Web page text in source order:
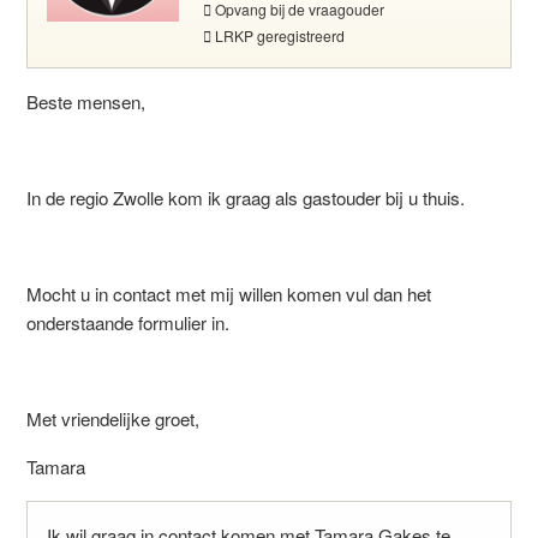
Opvang bij de vraagouder
LRKP geregistreerd
Beste mensen,
In de regio Zwolle kom ik graag als gastouder bij u thuis.
Mocht u in contact met mij willen komen vul dan het
onderstaande formulier in.
Met vriendelijke groet,
Tamara